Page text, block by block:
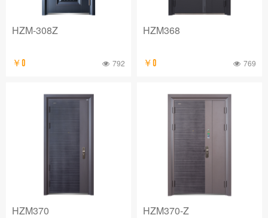
HZM-308Z
￥0 792
HZM368
￥0 769
HZM370 HZM370-Z